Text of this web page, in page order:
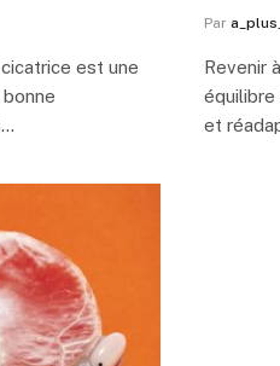
est une
Par
Revenir
et